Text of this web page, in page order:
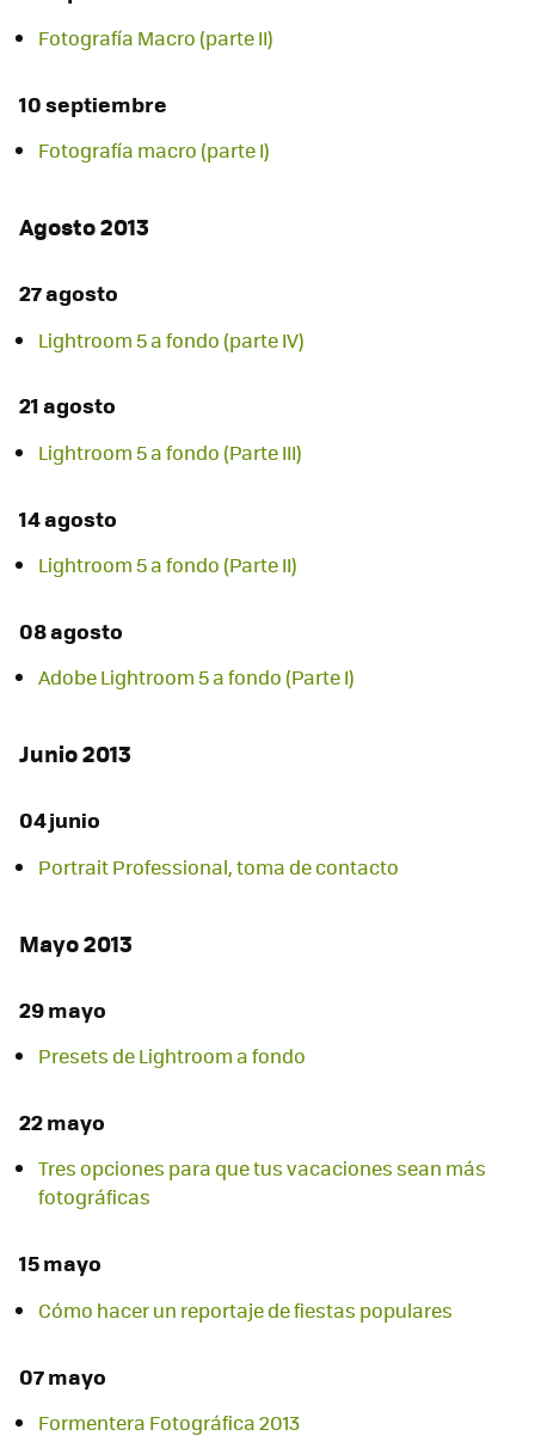
Fotografía Macro (parte II)
10 septiembre
Fotografía macro (parte I)
Agosto 2013
27 agosto
Lightroom 5 a fondo (parte IV)
21 agosto
Lightroom 5 a fondo (Parte III)
14 agosto
Lightroom 5 a fondo (Parte II)
08 agosto
Adobe Lightroom 5 a fondo (Parte I)
Junio 2013
04 junio
Portrait Professional, toma de contacto
Mayo 2013
29 mayo
Presets de Lightroom a fondo
22 mayo
Tres opciones para que tus vacaciones sean más
fotográficas
15 mayo
Cómo hacer un reportaje de fiestas populares
07 mayo
Formentera Fotográfica 2013